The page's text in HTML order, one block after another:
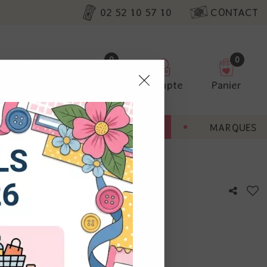
02 52 10 57 10 CONTACT
0
Compte
0
Panier
BONNES AFFAIRES MARQUES
Lanterne
avis !
nos
non
Vous
à droite